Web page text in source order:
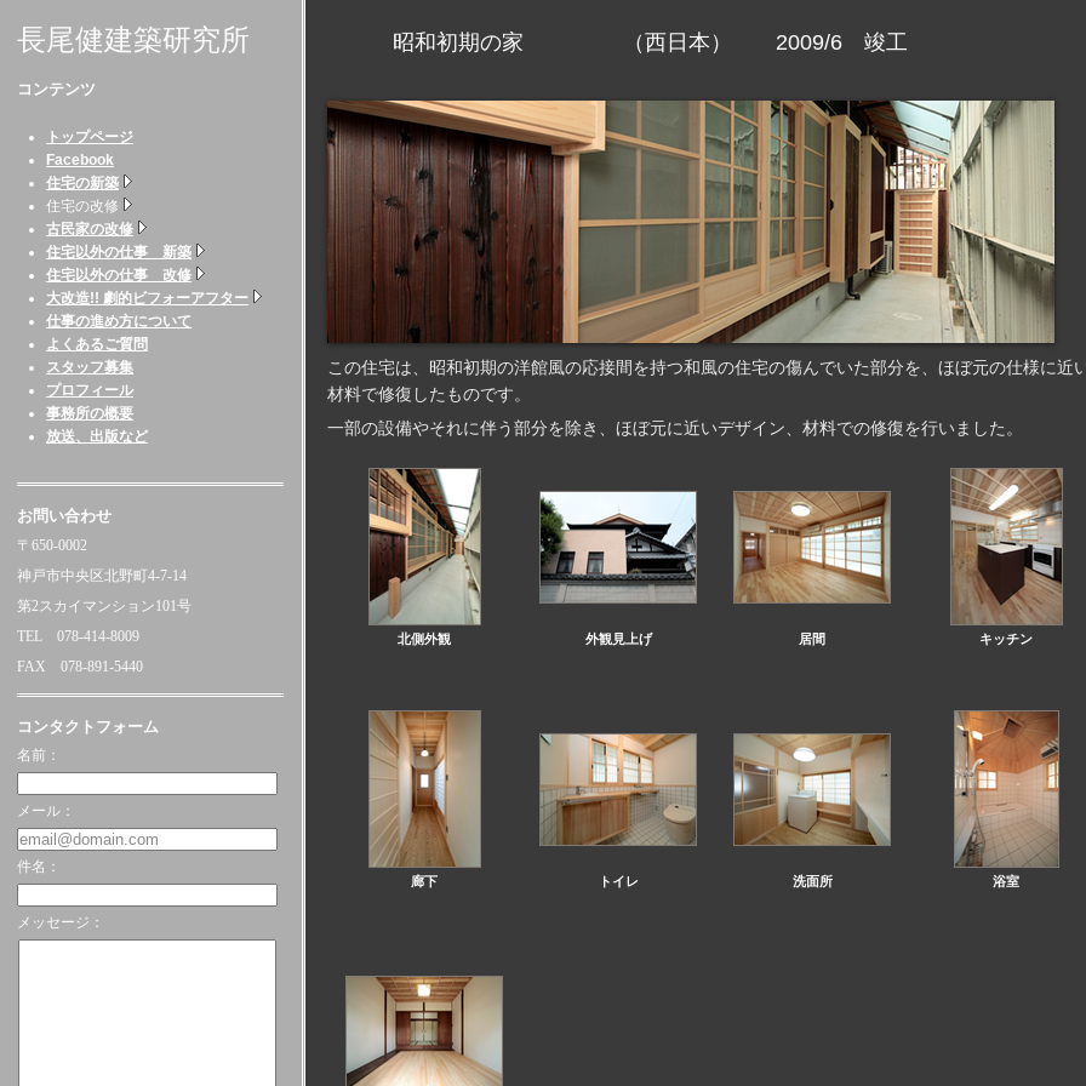
長尾健建築研究所
コンテンツ
トップページ
Facebook
住宅の新築
住宅の改修
古民家の改修
住宅以外の仕事 新築
住宅以外の仕事 改修
大改造!! 劇的ビフォーアフター
仕事の進め方について
よくあるご質問
スタッフ募集
プロフィール
事務所の概要
放送、出版など
お問い合わせ
〒650-0002
神戸市中央区北野町4-7-14
第2スカイマンション101号
TEL 078-414-8009
FAX 078-891-5440
コンタクトフォーム
名前：
メール：
件名：
メッセージ：
昭和初期の家 （西日本） 2009/6 竣工
この住宅は、昭和初期の洋館風の応接間を持つ和風の住宅の傷んでいた部分を、ほぼ元の仕様に近
材料で修復したものです。
一部の設備やそれに伴う部分を除き、ほぼ元に近いデザイン、材料での修復を行いました。
北側外観 外観見上げ 居間 キッチン
廊下 トイレ 洗面所 浴室